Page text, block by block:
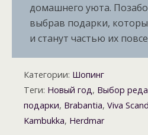
домашнего уюта.
выбрав подарки,
и станут частью их
Категории: Шопинг
Теги: Новый год, Выбор
подарки, Brabantia, Viva
Kambukka, Herdmar